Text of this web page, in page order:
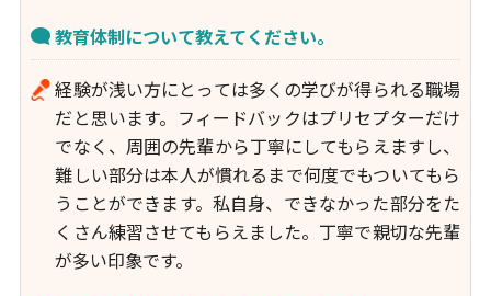
教育体制について教えてください。
経験が浅い方にとっては多くの学びが得られる職場
だと思います。フィードバックはプリセプターだけ
でなく、周囲の先輩から丁寧にしてもらえますし、
難しい部分は本人が慣れるまで何度でもついてもら
うことができます。私自身、できなかった部分をた
くさん練習させてもらえました。丁寧で親切な先輩
が多い印象です。